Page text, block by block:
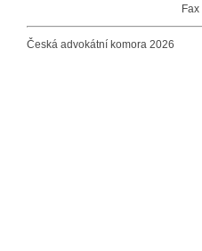
Fax
Česká advokátní komora 2026